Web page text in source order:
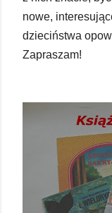
nowe,
dzieciństwa
Zapraszam!